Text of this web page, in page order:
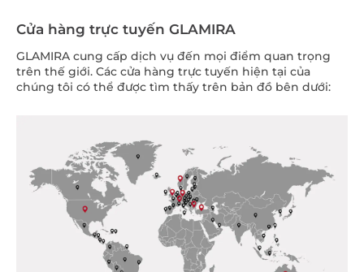
Cửa hàng trực tuyến GLAMIRA
GLAMIRA cung cấp dịch vụ đến mọi điểm quan trọng
trên thế giới. Các cửa hàng trực tuyến hiện tại của
chúng tôi có thể được tìm thấy trên bản đồ bên dưới: